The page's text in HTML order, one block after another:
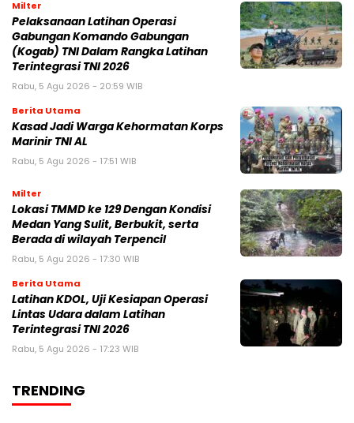
Milter
Pelaksanaan Latihan Operasi
Gabungan Komando Gabungan
(Kogab) TNI Dalam Rangka Latihan
Terintegrasi TNI 2026
Rabu, 5 Agu 2026 - 20:59 WIB
Berita Utama
Kasad Jadi Warga Kehormatan Korps
Marinir TNI AL
Rabu, 5 Agu 2026 - 17:51 WIB
Milter
Lokasi TMMD ke 129 Dengan Kondisi
Medan Yang Sulit, Berbukit, serta
Berada di wilayah Terpencil
Rabu, 5 Agu 2026 - 17:30 WIB
Berita Utama
Latihan KDOL, Uji Kesiapan Operasi
Lintas Udara dalam Latihan
Terintegrasi TNI 2026
Rabu, 5 Agu 2026 - 17:23 WIB
TRENDING